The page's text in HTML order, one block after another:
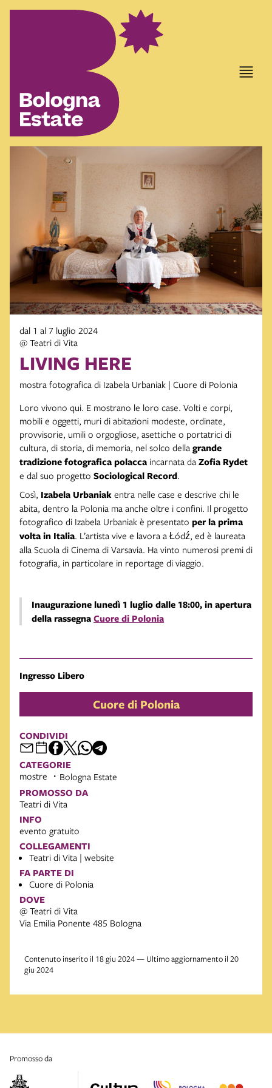
dal 1 al 7 luglio 2024
@ Teatri di Vita
LIVING HERE
mostra fotografica di Izabela Urbaniak | Cuore di Polonia
Loro vivono qui. E mostrano le loro case. Volti e corpi,
mobili e oggetti, muri di abitazioni modeste, ordinate,
provvisorie, umili o orgogliose, asettiche o portatrici di
cultura, di storia, di memoria, nel solco della grande
tradizione fotografica polacca incarnata da Zofia Rydet
e dal suo progetto Sociological Record.
Così, Izabela Urbaniak entra nelle case e descrive chi le
abita, dentro la Polonia ma anche oltre i confini. Il progetto
fotografico di Izabela Urbaniak è presentato per la prima
volta in Italia. L’artista vive e lavora a Łódź, ed è laureata
alla Scuola di Cinema di Varsavia. Ha vinto numerosi premi di
fotografia, in particolare in reportage di viaggio.
Inaugurazione lunedì 1 luglio dalle 18:00, in apertura
della rassegnaCuore di Polonia
Ingresso Libero
Cuore di Polonia
CONDIVIDI
CATEGORIE
mostre Bologna Estate
PROMOSSO DA
Teatri di Vita
INFO
evento gratuito
COLLEGAMENTI
Teatri di Vita | website
FA PARTE DI
Cuore di Polonia
DOVE
@ Teatri di Vita
Via Emilia Ponente 485 Bologna
Contenuto inserito il 18 giu 2024 — Ultimo aggiornamento il 20
giu 2024
promosso da